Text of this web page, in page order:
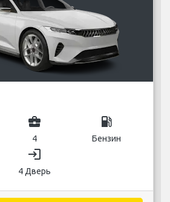
business_center
4
local_gas_station
Бензин
login
4 Дверь